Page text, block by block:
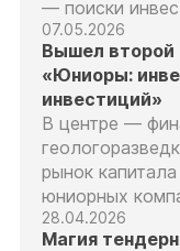
— поиски
07.05.2026
Вышел второй
«Юниоры:
инвестиций»
В центре —
рынок
юниорных
28.04.2026
Магия